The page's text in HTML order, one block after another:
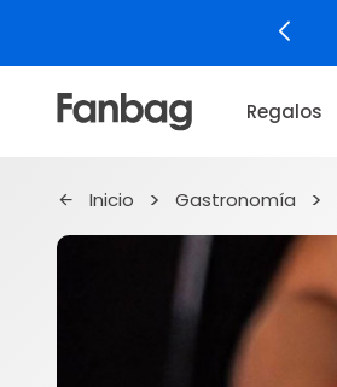
Regalos
Inicio Gastronomía